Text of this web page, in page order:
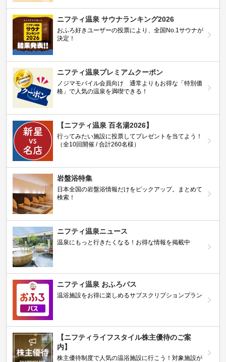
ニフティ温泉 サウナランキング2026
おふろ好きユーザーの投票により、全国No.1サウナが
決定！
ニフティ温泉プレミアムクーポン
ノジマモバイル会員向け 通常よりもお得な「特別価
格」で人気の温泉を満喫できる！
【ニフティ温泉 百名湯2026】
行ってみたい施設に投票してプレゼントを当てよう！
（全10回開催 / 合計260名様）
岩盤浴特集
日本全国の岩盤浴情報だけをピックアップ。まとめて
検索！
ニフティ温泉ニュース
温泉にもっと行きたくなる！お得な情報を掲載中
ニフティ温泉 おふろパス
温浴施設をお得に楽しめるサブスクリプションプラン
【ニフティライフスタイル株主優待のご案
内】
株主優待制度で人気の温浴施設に行こう！対象施設が